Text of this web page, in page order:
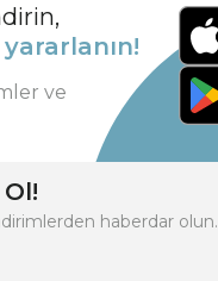
ve
haberdar olun.